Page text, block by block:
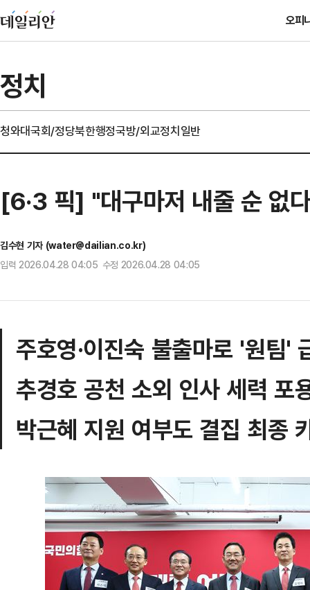
오피
정치
청와대국회/정당북한행정국방/외교정치일반
[6·3 픽] "대구마저 내줄 순 없
김수현 기자 (water@dailian.co.kr)
입력 2026.04.28 04:05 수정 2026.04.28 04:05
주호영·이진숙 불출마로 '원팀'
추경호 공천 소외 인사 세력 포
박근혜 지원 여부도 결집 최종